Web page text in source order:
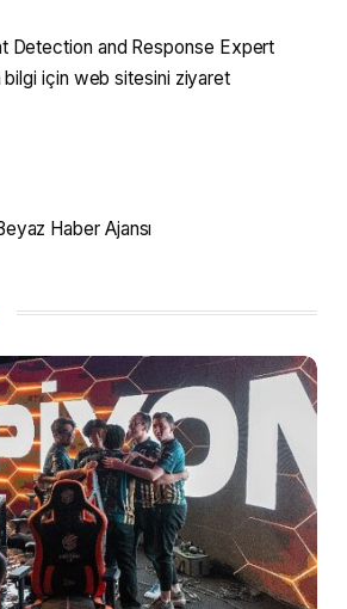
Detection and Response Expert
bilgi için web sitesini ziyaret
Haber Ajansı